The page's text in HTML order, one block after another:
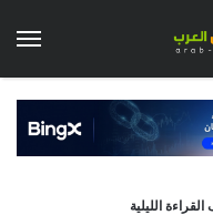
الليلية